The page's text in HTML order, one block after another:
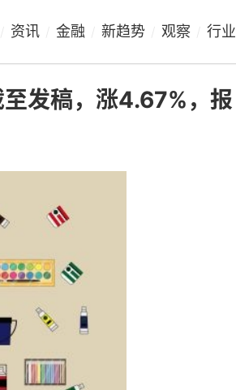
资讯 金融 新趋势 观察 行业
发稿，涨4.67%，报